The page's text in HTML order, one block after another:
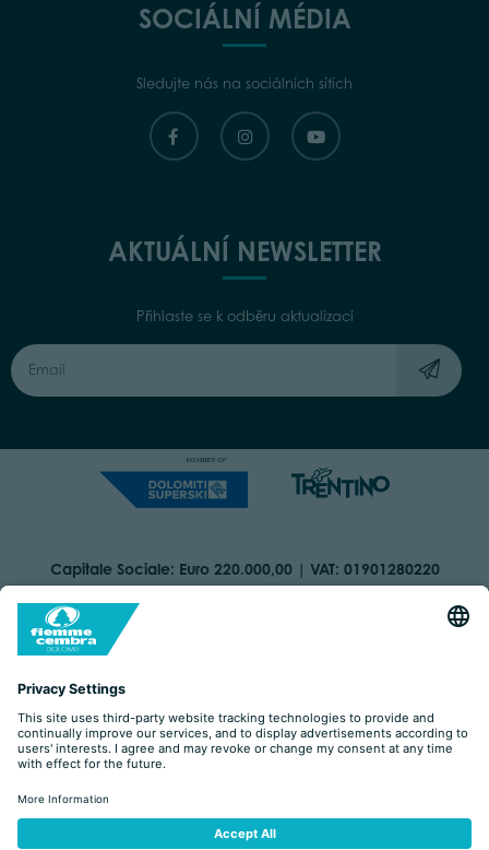
SOCIÁLNÍ MÉDIA
Sledujte nás na sociálních sítích
AKTUÁLNÍ NEWSLETTER
Přihlaste se k odběru aktualizací
Capitale Sociale: Euro 220.000,00 | VAT: 01901280220
COOKIES IMPRINT
ORGANIZZAZIONE TRASPARENTE